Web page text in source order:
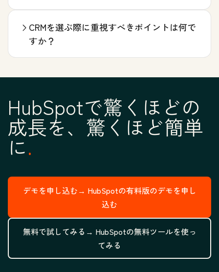
CRMを選ぶ際に重視すべきポイントは何で
すか？
HubSpotで驚くほどの
成長を、驚くほど簡単
に
デモを申し込む→ HubSpotの有料版のデモを申し
込む
無料で試してみる→ HubSpotの無料ツールを使っ
てみる